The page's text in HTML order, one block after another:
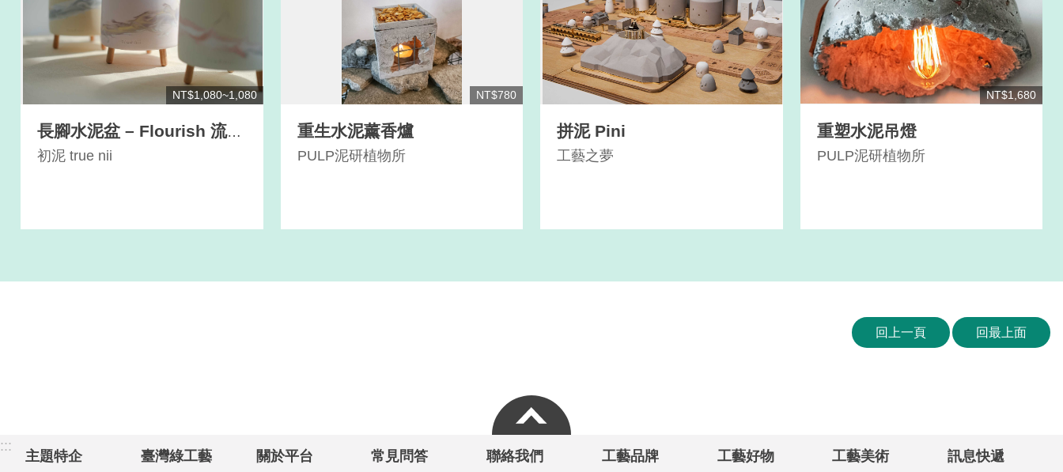
NT$1,080~1,080
長腳水泥盆 – Flourish 流動
系列
初泥 true nii
NT$780
重生水泥薰香爐
PULP泥研植物所
拼泥 Pini
工藝之夢
NT$1,680
重塑水泥吊燈
PULP泥研植物所
回上一頁 回最上面
:::
主題特企 臺灣綠工藝 關於平台 常見問答 聯絡我們 工藝品牌 工藝好物 工藝美術 訊息快遞